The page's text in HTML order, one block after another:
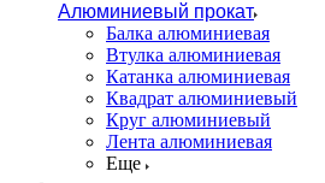
Алюминиевый прокат
Балка алюминиевая
Втулка алюминиевая
Катанка алюминиевая
Квадрат алюминиевый
Круг алюминиевый
Лента алюминиевая
Еще